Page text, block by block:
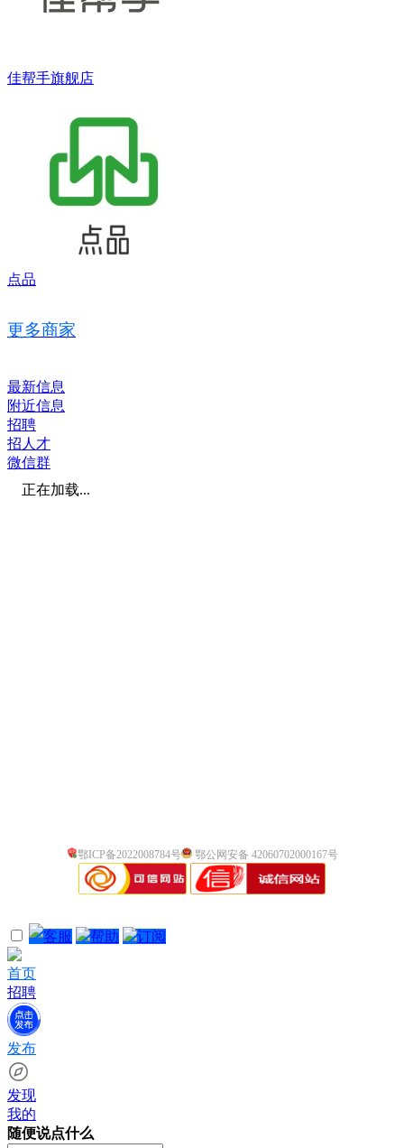
佳帮手旗舰店
点品
更多商家
最新信息
附近信息
招聘
招人才
微信群
正在加载...
鄂ICP备2022008784号 鄂公网安备 42060702000167号
客服 帮助 订阅
首页
招聘
发布
发现
我的
随便说点什么